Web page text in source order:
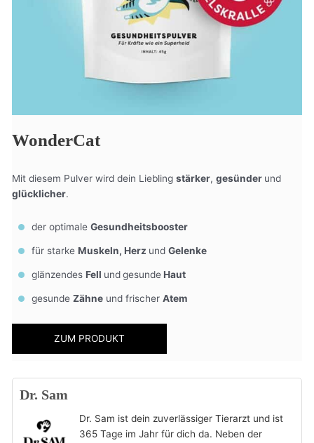
WonderCat
Mit diesem Pulver wird dein Lieblingstärker,gesünder und
glücklicher.
der optimaleGesundheitsbooster
für starkeMuskeln, Herz undGelenke
glänzendesFell und gesundeHaut
gesundeZähne und frischerAtem
ZUM PRODUKT
Dr. Sam
Dr. Sam ist dein zuverlässiger Tierarzt und ist
365 Tage im Jahr für dich da. Neben der